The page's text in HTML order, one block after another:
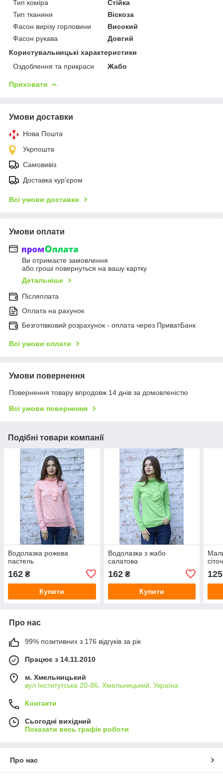
Тип коміра
Стійка
Тип тканини
Віскоза
Фасон вирізу горловини
Високий
Фасон рукава
Довгий
Користувальницькі характеристики
Оздоблення та прикраси
Жабо
Приховати
Умови доставки
Нова Пошта
Укрпошта
Самовивіз
Доставка кур'єром
Всі умови доставки
Умови оплати
Ви отримаєте замовлення
або гроші повернуться на вашу картку
Детальніше
Післяплата
Оплата на рахунок
Безготівковий розрахунок - оплата через ПриватБанк
Всі умови оплати
Умови повернення
Повернення товару впродовж 14 днів за домовленістю
Всі умови повернення
Подібні товари компанії
Водолазка рожева
пастель
162 ₴
Купити
Водолазка з жабо
салатова
162₴
Купити
125
Про нас
99% позитивних з 176 відгуків за рік
Працює з 14.11.2010
м. Хмельницький
вул Інститутська 20-86, Хмельницький, Україна
Контакти
Сьогодні вихідний
Показати весь графік роботи
Про нас